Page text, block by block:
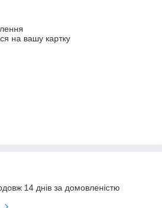
на вашу картку
14 днів за домовленістю